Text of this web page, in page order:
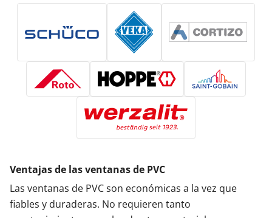
Ventajas de las ventanas de PVC
Las ventanas de PVC son económicas a la vez que
fiables y duraderas. No requieren tanto